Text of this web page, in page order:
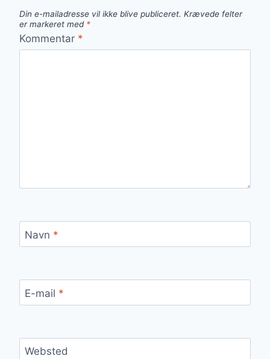
Din e-mailadresse vil ikke blive publiceret. Krævede felter
er markeret med *
Kommentar *
Navn *
E-mail *
Websted